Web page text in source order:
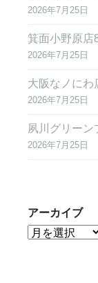
2026年7月25日
箕面小野原店
2026年7月25日
大阪なノに
2026年7月25日
夙川グリー
2026年7月25日
アーカイブ